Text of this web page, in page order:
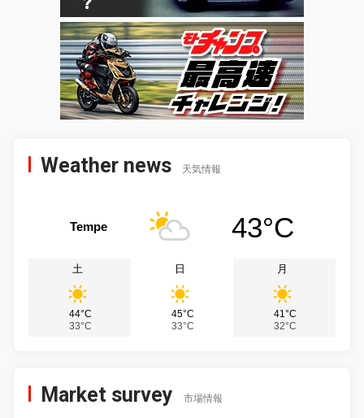
Weather news 天気情報
Tempe 43°C
土
44°C
33°C
日
45°C
33°C
月
41°C
32°C
Market survey 市場情報